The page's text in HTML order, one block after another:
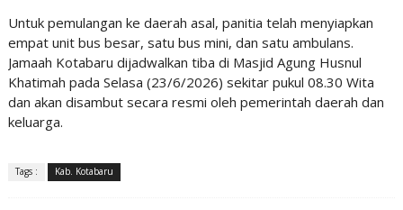
Untuk pemulangan ke daerah asal, panitia telah menyiapkan
empat unit bus besar, satu bus mini, dan satu ambulans.
Jamaah Kotabaru dijadwalkan tiba di Masjid Agung Husnul
Khatimah pada Selasa (23/6/2026) sekitar pukul 08.30 Wita
dan akan disambut secara resmi oleh pemerintah daerah dan
keluarga.
Tags : Kab. Kotabaru